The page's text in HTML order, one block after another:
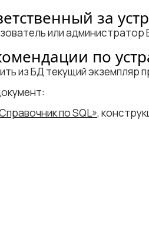
за
или администратор
по
из БД текущий экземпляр
по SQL»,